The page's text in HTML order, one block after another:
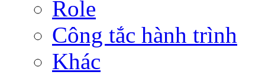
Role
Công tắc hành trình
Khác